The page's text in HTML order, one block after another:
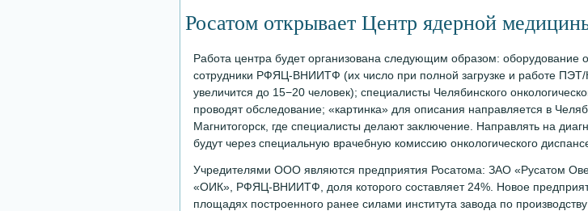
Росатом открывает Центр ядерной
Работа центра будет организована следующим образом: оборудование
сотрудники РФЯЦ-ВНИИТФ (их число при полной загрузке и работе ПЭТ/
увеличится до 15−20 человек); специалисты Челябинского
проводят обследование; «картинка» для описания направляется в
Магнитогорск, где специалисты делают заключение. Направлять на
будут через специальную врачебную комиссию онкологического
Учредителями ООО являются предприятия Росатома: ЗАО «Русатом
«ОИК», РФЯЦ-ВНИИТФ, доля которого составляет 24%. Новое
площадях построенного ранее силами института завода по производству